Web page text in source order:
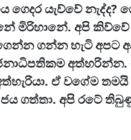
ගෙදර යැව්වේ නැද්ද?
මිරිහානේ. අපි කිව්වේ
ගන්න හැටි අපට
අත්හරින්න.
ඒ වගේම තමයි
ගත්තා. අපි රටේ තිබුණු